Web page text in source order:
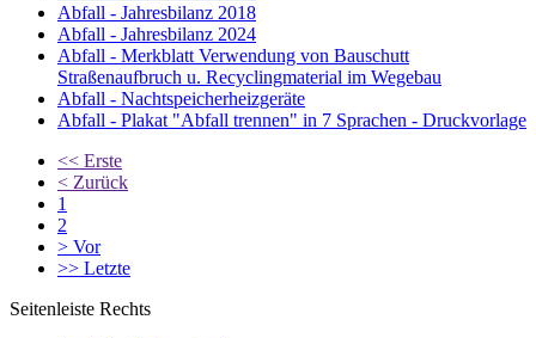
Abfall - Jahresbilanz 2018
Abfall - Jahresbilanz 2024
Abfall - Merkblatt Verwendung von Bauschutt
Straßenaufbruch u. Recyclingmaterial im Wegebau
Abfall - Nachtspeicherheizgeräte
Abfall - Plakat "Abfall trennen" in 7 Sprachen - Druckvorlage
<< Erste
< Zurück
1
2
> Vor
>> Letzte
Seitenleiste Rechts